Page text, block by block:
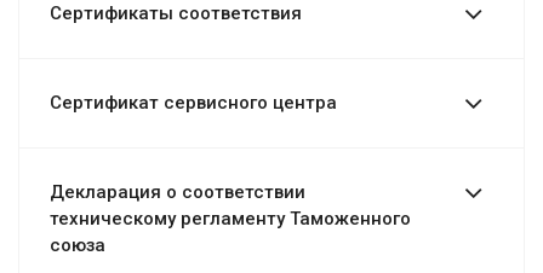
Сертификаты соответствия
Сертификат сервисного центра
Декларация о соответствии
техническому регламенту Таможенного
союза